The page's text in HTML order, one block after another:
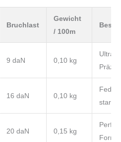
Bruchlast
Gewicht
/ 100m
9 daN 0,10 kg
16 daN 0,10 kg
stark
20 daN 0,15 kg